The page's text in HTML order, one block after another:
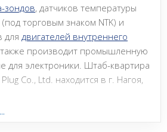
зондов, датчиков температуры
торговым знаком NTK) и
для двигателей внутреннего
производит промышленную
для электроники. Штаб-квартира
Co., Ltd. находится в г. Нагоя,